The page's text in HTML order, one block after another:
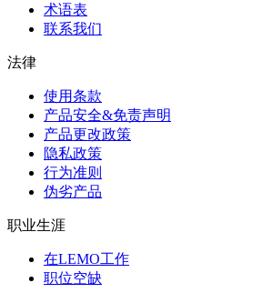
术语表
联系我们
法律
使用条款
产品安全&免责声明
产品更改政策
隐私政策
行为准则
伪劣产品
职业生涯
在LEMO工作
职位空缺